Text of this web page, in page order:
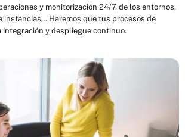
y monitorización 24/7, de los entornos,
instancias… Haremos que tus procesos de
y despliegue continuo.